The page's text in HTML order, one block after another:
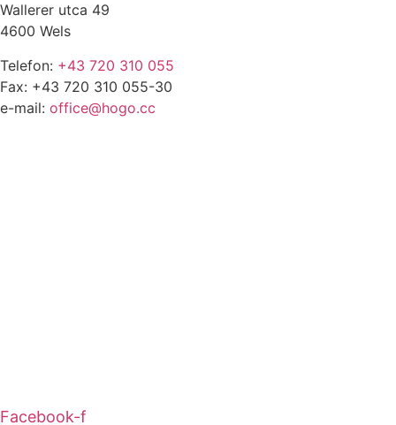
Wallerer utca 49
4600 Wels
Telefon: +43 720 310 055
Fax: +43 720 310 055-30
e-mail: office@hogo.cc
Facebook-f